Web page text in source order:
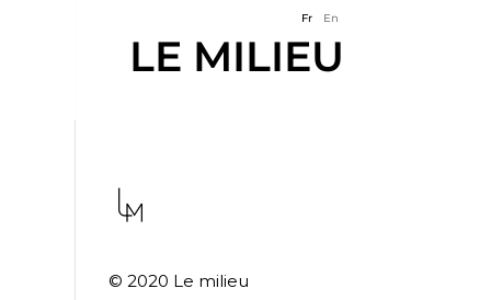
Fr En
LE MILIEU
© 2020 Le milieu